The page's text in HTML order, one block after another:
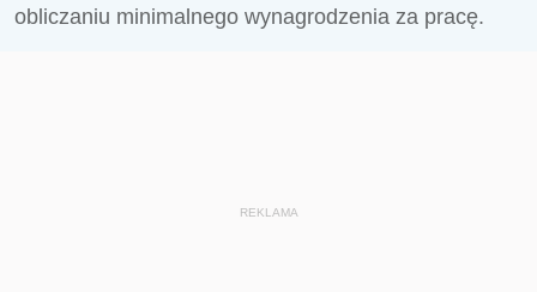
obliczaniu minimalnego wynagrodzenia za pracę.
REKLAMA